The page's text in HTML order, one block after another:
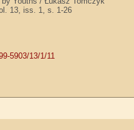
13, iss. 1, s. 1-26
5903/13/1/11